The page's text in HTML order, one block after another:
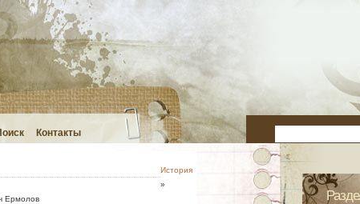
Контакты
История
»
Ермолов